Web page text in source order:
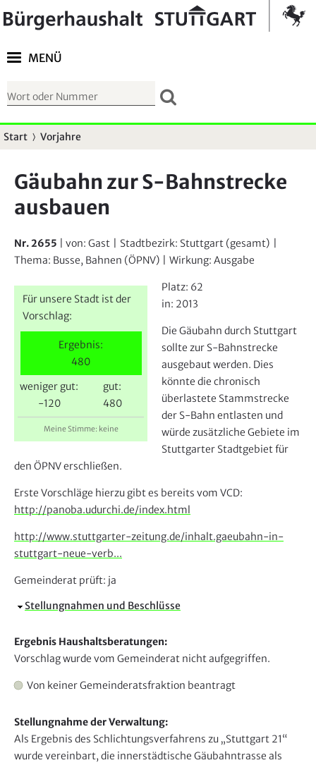
Springe zur Navigation
Kontrast umschalten
MENÜ
S
u
c
f
o
r
u
a
S
Start Vorjahre
Gäubahn zur S-Bahnstrecke
ausbauen
Nr. 2655 | von: Gast Stadtbezirk: Stuttgart (gesamt)
Thema: Busse, Bahnen (ÖPNV) Wirkung:Ausgabe
Für unsere Stadt ist der
Vorschlag:
Ergebnis:
480
weniger gut:
-120
gut:
480
Meine Stimme: keine
Platz: 62
in: 2013
Die Gäubahn durch Stuttgart
sollte zur S-Bahnstrecke
ausgebaut werden. Dies
könnte die chronisch
überlastete Stammstrecke
der S-Bahn entlasten und
würde zusätzliche Gebiete im
Stuttgarter Stadtgebiet für
den ÖPNV erschließen.
Erste Vorschläge hierzu gibt es bereits vom VCD:
http://panoba.udurchi.de/index.html
http://www.stuttgarter-zeitung.de/inhalt.gaeubahn-in-
stuttgart-neue-verb...
Gemeinderat prüft: ja
A
s
b
e
d
e
n
Stellungnahmen und Beschlüsse
Ergebnis Haushaltsberatungen:
Vorschlag wurde vom Gemeinderat nicht aufgegriffen.
Von keiner Gemeinderatsfraktion beantragt
Stellungnahme der Verwaltung:
Als Ergebnis des Schlichtungsverfahrens zu „Stuttgart 21“
wurde vereinbart, die innerstädtische Gäubahntrasse als